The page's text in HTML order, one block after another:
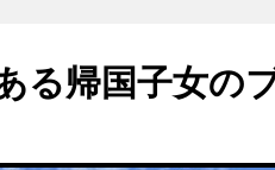
る帰国子女の